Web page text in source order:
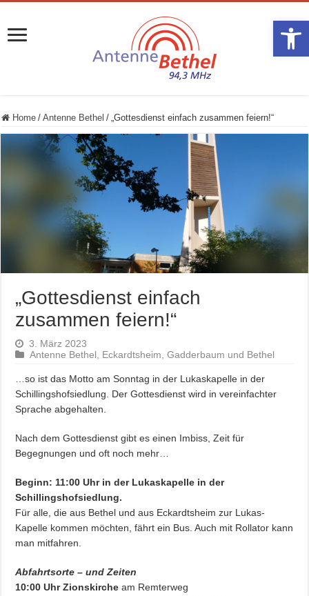
Home / Antenne Bethel / „Gottesdienst einfach zusammen feiern!“
„Gottesdienst einfach
zusammen feiern!“
3. März 2023
Antenne Bethel, Eckardtsheim,Gadderbaum und Bethel
…so ist das Motto am Sonntag in der Lukaskapelle in der
Schillingshofsiedlung. Der Gottesdienst wird in vereinfachter
Sprache abgehalten.
Nach dem Gottesdienst gibt es einen Imbiss, Zeit für
Begegnungen und oft noch mehr…
Beginn: 11:00 Uhr in der Lukaskapelle in der
Schillingshofsiedlung.
Für alle, die aus Bethel und aus Eckardtsheim zur Lukas-
Kapelle kommen möchten, fährt ein Bus. Auch mit Rollator kann
man mitfahren.
Abfahrtsorte – und Zeiten
10:00 Uhr Zionskirche am Remterweg